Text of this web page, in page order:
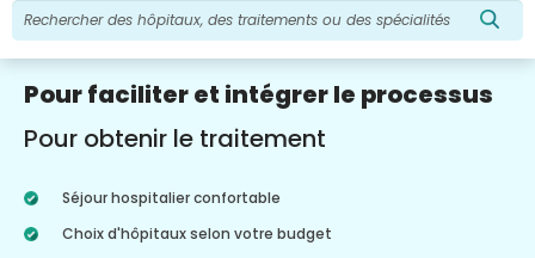
Pour faciliter et intégrer le processus
Pour obtenir le traitement
Séjour hospitalier confortable
Choix d'hôpitaux selon votre budget